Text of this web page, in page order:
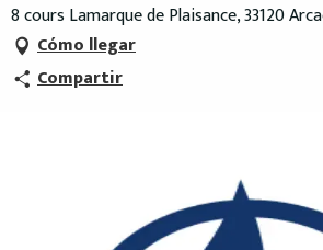
8 cours Lamarque de Plaisance, 33120
Cómo llegar
Compartir